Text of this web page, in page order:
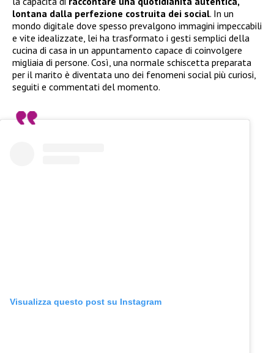
lontana dalla perfezione costruita dei social. In un
mondo digitale dove spesso prevalgono immagini impeccabili
e vite idealizzate, lei ha trasformato i gesti semplici della
cucina di casa in un appuntamento capace di coinvolgere
migliaia di persone. Così, una normale schiscetta preparata
per il marito è diventata uno dei fenomeni social più curiosi,
seguiti e commentati del momento.
Visualizza questo post su Instagram